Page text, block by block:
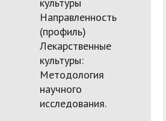
Направленность
(профиль)
Лекарственные
культуры:
Методология
научного
исследования.